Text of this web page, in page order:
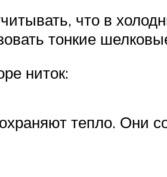
что в
тонкие
ниток:
тепло. Они